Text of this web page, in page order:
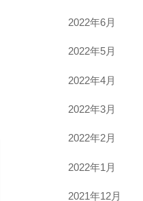
2022年6月
2022年5月
2022年4月
2022年3月
2022年2月
2022年1月
2021年12月